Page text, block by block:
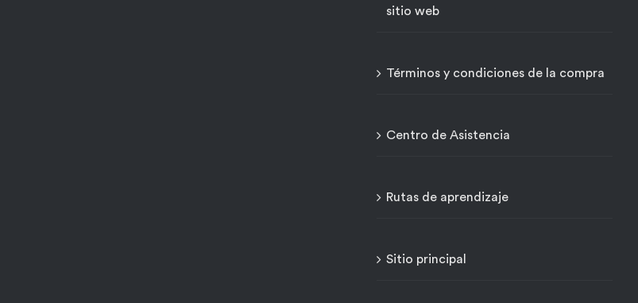
sitio web
Términos y condiciones de la compra
Centro de Asistencia
Rutas de aprendizaje
Sitio principal